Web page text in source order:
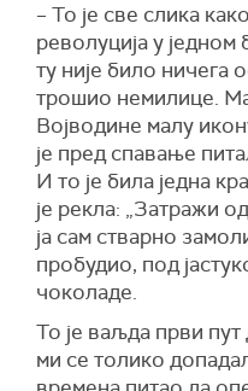
– То је све слика
револуција у
ту није било ничега
трошио немилице.
Војводине малу
је пред спавање
И то је била једна
је рекла: „Затражи
ја сам стварно
пробудио, под
чоколаде.
То је ваљда први пут
ми се толико